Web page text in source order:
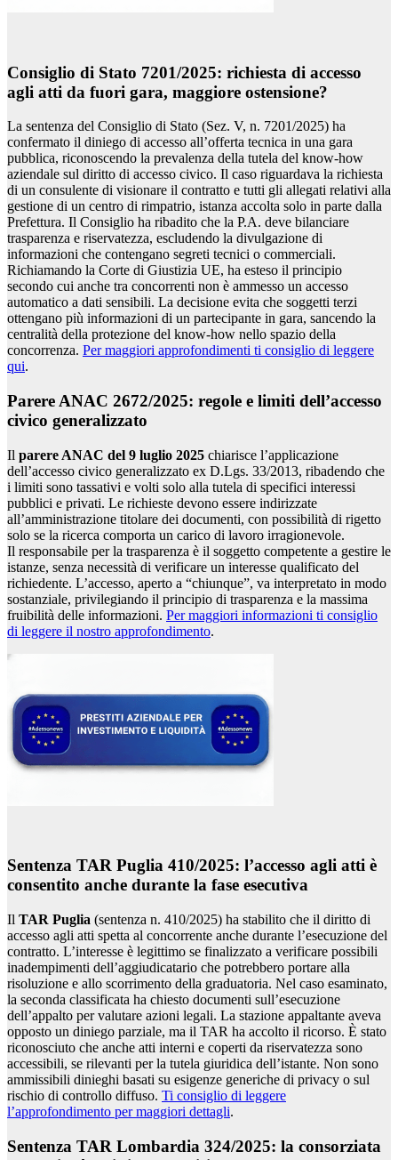
Consiglio di Stato 7201/2025: richiesta di accesso
agli atti da fuori gara, maggiore ostensione?
La sentenza del Consiglio di Stato (Sez. V, n. 7201/2025) ha
confermato il diniego di accesso all’offerta tecnica in una gara
pubblica, riconoscendo la prevalenza della tutela del know-how
aziendale sul diritto di accesso civico. Il caso riguardava la richiesta
di un consulente di visionare il contratto e tutti gli allegati relativi alla
gestione di un centro di rimpatrio, istanza accolta solo in parte dalla
Prefettura. Il Consiglio ha ribadito che la P.A. deve bilanciare
trasparenza e riservatezza, escludendo la divulgazione di
informazioni che contengano segreti tecnici o commerciali.
Richiamando la Corte di Giustizia UE, ha esteso il principio
secondo cui anche tra concorrenti non è ammesso un accesso
automatico a dati sensibili. La decisione evita che soggetti terzi
ottengano più informazioni di un partecipante in gara, sancendo la
centralità della protezione del know-how nello spazio della
concorrenza. Per maggiori approfondimenti ti consiglio di leggere
qui.
Parere ANAC 2672/2025: regole e limiti dell’accesso
civico generalizzato
Il parere ANAC del 9 luglio 2025 chiarisce l’applicazione
dell’accesso civico generalizzato ex D.Lgs. 33/2013, ribadendo che
i limiti sono tassativi e volti solo alla tutela di specifici interessi
pubblici e privati. Le richieste devono essere indirizzate
all’amministrazione titolare dei documenti, con possibilità di rigetto
solo se la ricerca comporta un carico di lavoro irragionevole.
Il responsabile per la trasparenza è il soggetto competente a gestire le
istanze, senza necessità di verificare un interesse qualificato del
richiedente. L’accesso, aperto a “chiunque”, va interpretato in modo
sostanziale, privilegiando il principio di trasparenza e la massima
fruibilità delle informazioni. Per maggiori informazioni ti consiglio
di leggere il nostro approfondimento.
Sentenza TAR Puglia 410/2025: l’accesso agli atti è
consentito anche durante la fase esecutiva
Il TAR Puglia (sentenza n. 410/2025) ha stabilito che il diritto di
accesso agli atti spetta al concorrente anche durante l’esecuzione del
contratto. L’interesse è legittimo se finalizzato a verificare possibili
inadempimenti dell’aggiudicatario che potrebbero portare alla
risoluzione e allo scorrimento della graduatoria. Nel caso esaminato,
la seconda classificata ha chiesto documenti sull’esecuzione
dell’appalto per valutare azioni legali. La stazione appaltante aveva
opposto un diniego parziale, ma il TAR ha accolto il ricorso. È stato
riconosciuto che anche atti interni e coperti da riservatezza sono
accessibili, se rilevanti per la tutela giuridica dell’istante. Non sono
ammissibili dinieghi basati su esigenze generiche di privacy o sul
rischio di controllo diffuso. Ti consiglio di leggere
l’approfondimento per maggiori dettagli.
Sentenza TAR Lombardia 324/2025: la consorziata